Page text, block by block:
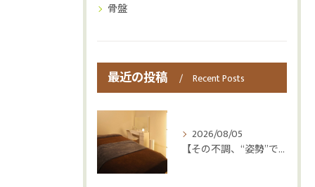
骨盤
最近の投稿 Recent Posts
2026/08/05
【その不調、“姿勢”ではなく“呼吸”かもしれません😮‍💨】